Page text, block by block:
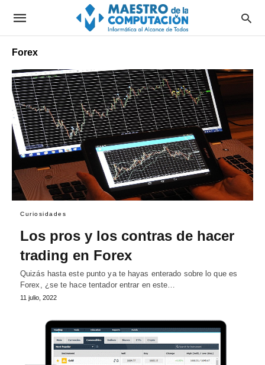
Forex
Curiosidades
Los pros y los contras de hacer
trading en Forex
Quizás hasta este punto ya te hayas enterado sobre lo que es
Forex, ¿se te hace tentador entrar en este…
11 julio, 2022